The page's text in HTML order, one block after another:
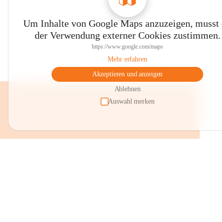
Um Inhalte von Google Maps anzuzeigen, musst
der Verwendung externer Cookies zustimmen.
https://www.google.com/maps
Mehr erfahren
Akzeptieren und anzeigen
Ablehnen
Auswahl merken